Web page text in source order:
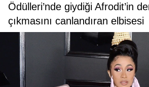
Ödülleri’nde giydiği Afrodit’in
çıkmasını canlandıran elbisesi